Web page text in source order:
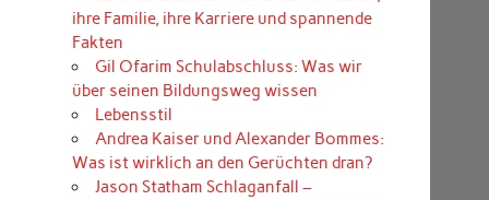
ihre Familie, ihre Karriere und spannende
Fakten
Gil Ofarim Schulabschluss: Was wir
über seinen Bildungsweg wissen
Lebensstil
Andrea Kaiser und Alexander Bommes:
Was ist wirklich an den Gerüchten dran?
Jason Statham Schlaganfall –